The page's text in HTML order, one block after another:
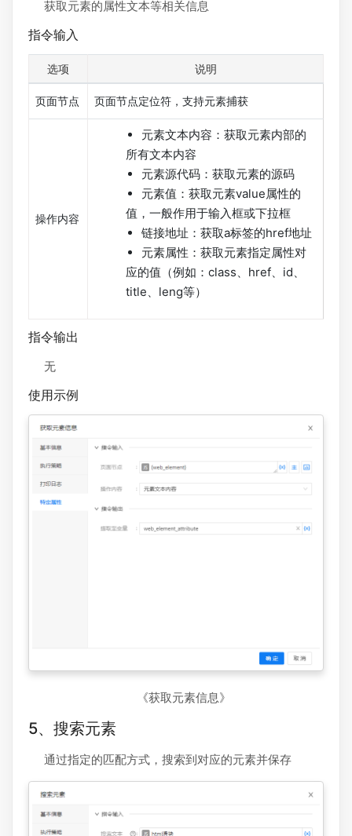
获取元素的属性文本等相关信息
指令输入
选项 说明
页面节点 页面节点定位符，支持元素捕获
操作内容
元素文本内容：获取元素内部的
所有文本内容
元素源代码：获取元素的源码
元素值：获取元素value属性的
值，一般作用于输入框或下拉框
链接地址：获取a标签的href地址
元素属性：获取元素指定属性对
应的值（例如：class、href、id、
title、leng等）
指令输出
无
使用示例
《获取元素信息》
5、搜索元素
通过指定的匹配方式，搜索到对应的元素并保存